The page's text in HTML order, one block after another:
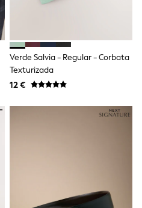
Verde Salvia - Regular - Corbata
Texturizada
12 €